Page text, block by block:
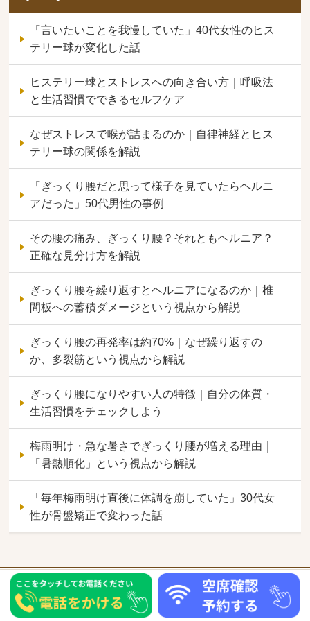
「言いたいことを我慢していた」40代女性のヒス
テリー球が変化した話
ヒステリー球とストレスへの向き合い方｜呼吸法
と生活習慣でできるセルフケア
なぜストレスで喉が詰まるのか｜自律神経とヒス
テリー球の関係を解説
「ぎっくり腰だと思って様子を見ていたらヘルニ
アだった」50代男性の事例
その腰の痛み、ぎっくり腰？それともヘルニア？
正確な見分け方を解説
ぎっくり腰を繰り返すとヘルニアになるのか｜椎
間板への蓄積ダメージという視点から解説
ぎっくり腰の再発率は約70%｜なぜ繰り返すの
か、多裂筋という視点から解説
ぎっくり腰になりやすい人の特徴｜自分の体質・
生活習慣をチェックしよう
梅雨明け・急な暑さでぎっくり腰が増える理由｜
「暑熱順化」という視点から解説
「毎年梅雨明け直後に体調を崩していた」30代女
性が骨盤矯正で変わった話